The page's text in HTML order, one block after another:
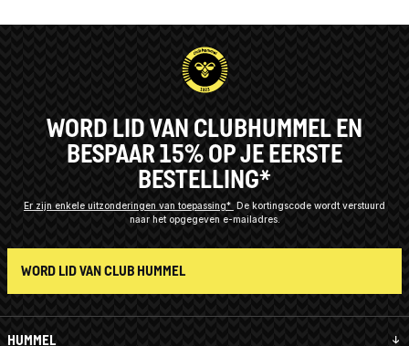
HUMMEL
WORD LID VAN CLUBHUMMEL EN
BESPAAR 15% OP JE EERSTE
BESTELLING*
Er zijn enkele uitzonderingen van toepassing* De kortingscode wordt verstuurd
naar het opgegeven e-mailadres.
WORD LID VAN CLUB HUMMEL